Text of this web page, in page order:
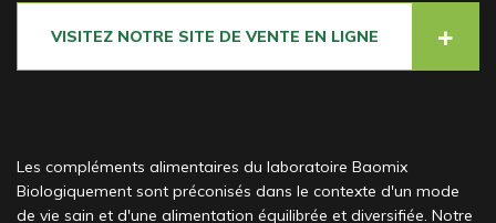
VISITEZ NOTRE SITE DE VENTE EN LIGNE
Les compléments alimentaires du laboratoire Baomix
Biologiquement sont préconisés dans le contexte d'un mode
de vie sain et d'une alimentation équilibrée et diversifiée. Notre